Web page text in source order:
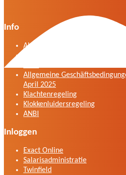
Info
Algemene voorwaarden VWG
Allgemeine
April 2025
Klachtenregeling
Klokkenluidersregeling
ANBI
Inloggen
Exact Online
Salarisadministratie
Twinfield